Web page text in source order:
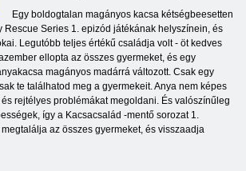
Egy boldogtalan magányos kacsa kétségbeesetten
Rescue Series 1. epizód játékának helyszínein, és
Legutóbb teljes értékű családja volt - öt kedves
ellopta az összes gyermeket, és egy
magányos madárrá változott. Csak egy
te találhatod meg a gyermekeit. Anya nem képes
rejtélyes problémákat megoldani. És valószínűleg
így a Kacsacsalád -mentő sorozat 1.
az összes gyermeket, és visszaadja